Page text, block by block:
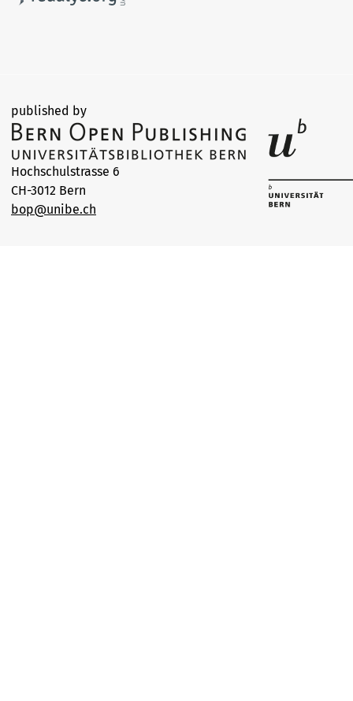
published by
Hochschulstrasse 6
CH-3012 Bern
bop@unibe.ch